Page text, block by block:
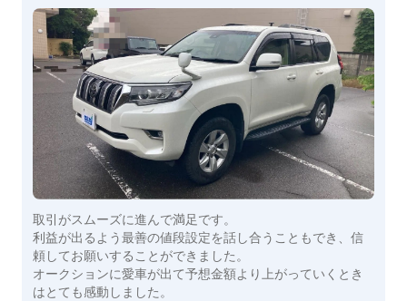
取引がスムーズに進んで満足です。
利益が出るよう最善の値段設定を話し合うこともでき、信
頼してお願いすることができました。
オークションに愛車が出て予想金額より上がっていくとき
はとても感動しました。